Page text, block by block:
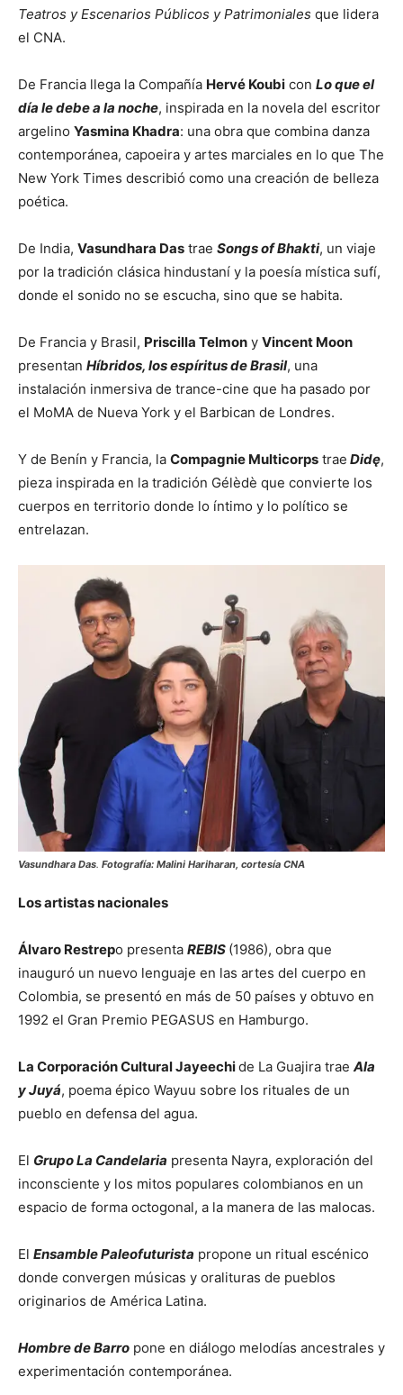
Teatros y Escenarios Públicos y Patrimoniales que lidera
el CNA.
De Francia llega la Compañía Hervé Koubi con Lo que el
día le debe a la noche, inspirada en la novela del escritor
argelino Yasmina Khadra: una obra que combina danza
contemporánea, capoeira y artes marciales en lo que The
New York Times describió como una creación de belleza
poética.
De India, Vasundhara Das trae Songs of Bhakti, un viaje
por la tradición clásica hindustaní y la poesía mística sufí,
donde el sonido no se escucha, sino que se habita.
De Francia y Brasil, Priscilla Telmon y Vincent Moon
presentan Híbridos, los espíritus de Brasil, una
instalación inmersiva de trance-cine que ha pasado por
el MoMA de Nueva York y el Barbican de Londres.
Y de Benín y Francia, la Compagnie Multicorps trae Didę,
pieza inspirada en la tradición Gélèdè que convierte los
cuerpos en territorio donde lo íntimo y lo político se
entrelazan.
Vasundhara Das. Fotografía: Malini Hariharan, cortesía CNA
Los artistas nacionales
Álvaro Restrepo presenta REBIS (1986), obra que
inauguró un nuevo lenguaje en las artes del cuerpo en
Colombia, se presentó en más de 50 países y obtuvo en
1992 el Gran Premio PEGASUS en Hamburgo.
La Corporación Cultural Jayeechide La Guajira trae Ala
y Juyá, poema épico Wayuu sobre los rituales de un
pueblo en defensa del agua.
El Grupo La Candelaria presenta Nayra, exploración del
inconsciente y los mitos populares colombianos en un
espacio de forma octogonal, a la manera de las malocas.
El Ensamble Paleofuturista propone un ritual escénico
donde convergen músicas y oralituras de pueblos
originarios de América Latina.
Hombre de Barro pone en diálogo melodías ancestrales y
experimentación contemporánea.